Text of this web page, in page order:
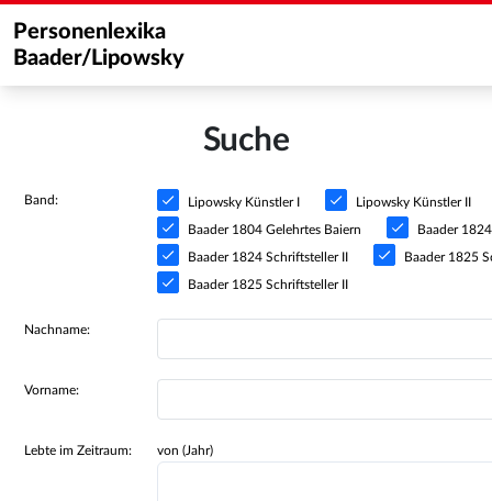
Personenlexika
Baader/Lipowsky
Suche
Band: Lipowsky Künstler I Lipowsky Künstler II
Baader 1804 Gelehrtes Baiern Baader
Baader 1824 Schriftsteller II Baader 1825
Baader 1825 Schriftsteller II
Nachname:
Vorname:
Lebte im Zeitraum: von (Jahr)